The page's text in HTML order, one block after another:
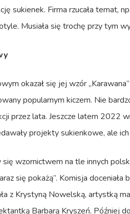
sukienek. Firma rzucała temat,
Musiała się trochę przy tym
okazał się jej wzór
popularnym kiczem. Nie
przez lata. Jeszcze latem 2022
projekty sukienkowe, ale
się wzornictwem na tle innych
się pokażą”. Komisja
z Krystyną Nowelską, artystką
Barbarą Kryszeń. Później